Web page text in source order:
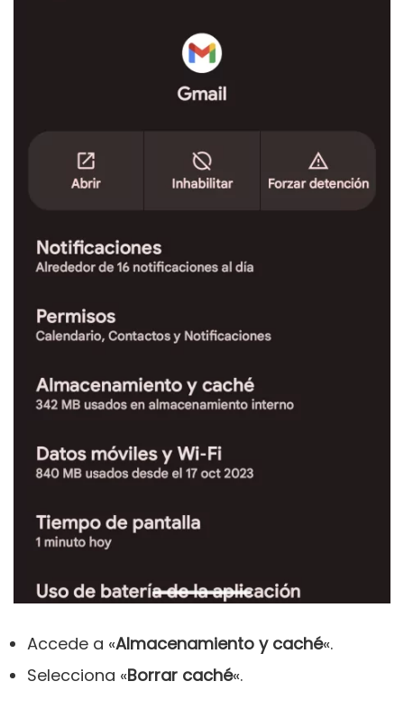
Accede a «Almacenamiento y caché«.
Selecciona «Borrar caché«.